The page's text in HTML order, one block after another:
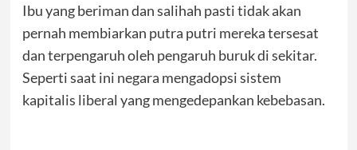
Ibu yang beriman dan salihah pasti tidak akan
pernah membiarkan putra putri mereka tersesat
dan terpengaruh oleh pengaruh buruk di sekitar.
Seperti saat ini negara mengadopsi sistem
kapitalis liberal yang mengedepankan kebebasan.